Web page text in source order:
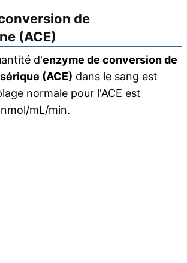
de
(ACE)
d'enzyme de conversion de
(ACE) dans le sang est
normale pour l'ACE est
mL/min.